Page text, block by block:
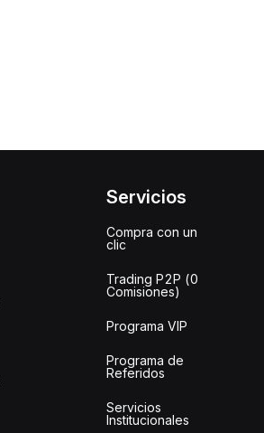
Servicios
Compra con un
clic
Trading P2P (0
Comisiones)
Programa VIP
Programa de
Referidos
Servicios
Institucionales